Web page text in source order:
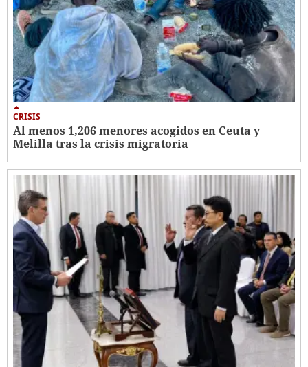
CRISIS
Al menos 1,206 menores acogidos en Ceuta y
Melilla tras la crisis migratoria